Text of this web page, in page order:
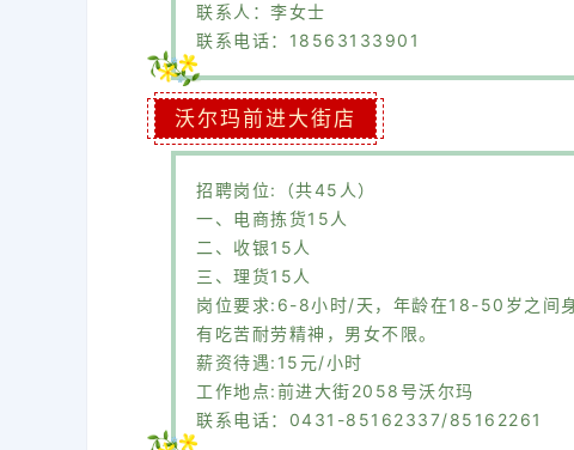
联系人：李女士
联系电话：18563133901
沃尔玛前进大街店
招聘岗位:（共45人）
一、电商拣货15人
二、收银15人
三、理货15人
岗位要求:6-8小时/天，年龄在18-50岁之间
有吃苦耐劳精神，男女不限。
薪资待遇:15元/小时
工作地点:前进大街2058号沃尔玛
联系电话：0431-85162337/85162261